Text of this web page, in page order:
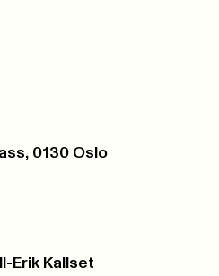
0130 Oslo
Erik Kallset